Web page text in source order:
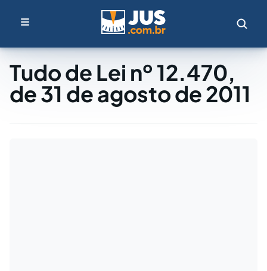
Tudo de Lei nº 12.470,
de 31 de agosto de 2011